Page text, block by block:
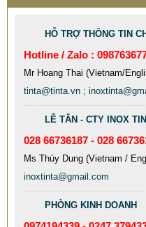
MẪU CỘT
2.896.700
HỖ TRỢ THÔNG TIN
Hotline / Zalo :
Mr Hoang Thai (Vietnam/
tinta@tinta.vn ;
LỄ TÂN - CTY INOX
028 66736187 - 028
Ms Thùy Dung (Vietnam /
inoxtinta@gmail.com
PHÒNG KINH DOANH